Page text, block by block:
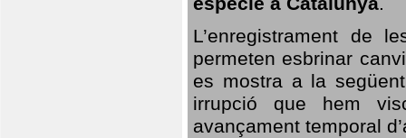
L’enregistrament de
permeten esbrinar
es mostra a la
irrupció que hem
avançament temporal